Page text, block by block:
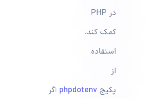
در PHP
کمک کند،
استفاده
از
پکیج phpdotenv اگر